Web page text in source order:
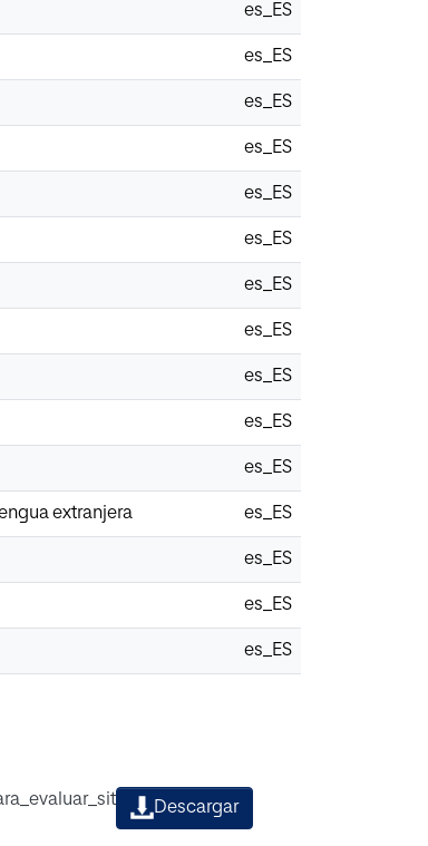
es_ES
es_ES
es_ES
es_ES
es_ES
es_ES
es_ES
es_ES
es_ES
es_ES
es_ES
extranjera es_ES
es_ES
es_ES
es_ES
Descargar